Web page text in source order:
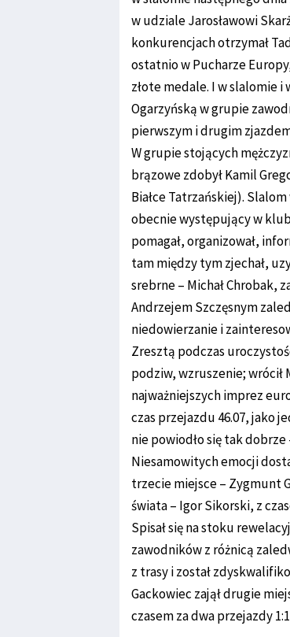
w udziale Jarosławowi
konkurencjach otrzymał
ostatnio w Pucharze
złote medale. I w slalomie i
Ogarzyńską w grupie
pierwszym i drugim
W grupie stojących
brązowe zdobył Kamil
Białce Tatrzańskiej).
obecnie występujący w
pomagał, organizował,
tam między tym zjechał,
srebrne – Michał Chrobak,
Andrzejem Szczęsnym
niedowierzanie i
Zresztą podczas
podziw, wzruszenie; wrócił
najważniejszych imprez
czas przejazdu 46.07, jako
nie powiodło się tak
Niesamowitych emocji
trzecie miejsce – Zygmunt
świata – Igor Sikorski, z
Spisał się na stoku
zawodników z różnicą
z trasy i został
Gackowiec zajął drugie
czasem za dwa przejazdy